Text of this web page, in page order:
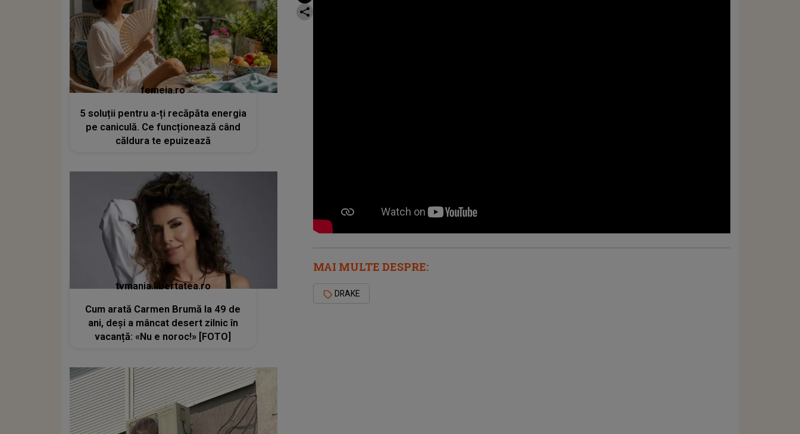
MAI MULTE DESPRE:
DRAKE
femeia.ro
5 soluții pentru a-ți recăpăta energia
pe caniculă. Ce funcționează când
căldura te epuizează
tvmania.libertatea.ro
Cum arată Carmen Brumă la 49 de
ani, deși a mâncat desert zilnic în
vacanță: «Nu e noroc!» [FOTO]